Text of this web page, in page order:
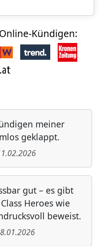
Kündigen:
meiner
geklappt.
gut – es gibt
Heroes wie
beweist.